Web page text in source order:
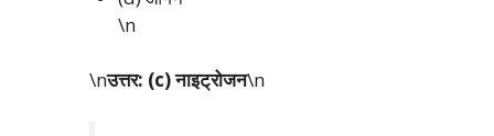
\n
\nउत्तर: (c) नाइट्रोजन\n